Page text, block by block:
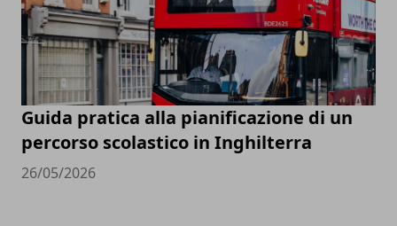
Guida pratica alla pianificazione di un
percorso scolastico in Inghilterra
26/05/2026